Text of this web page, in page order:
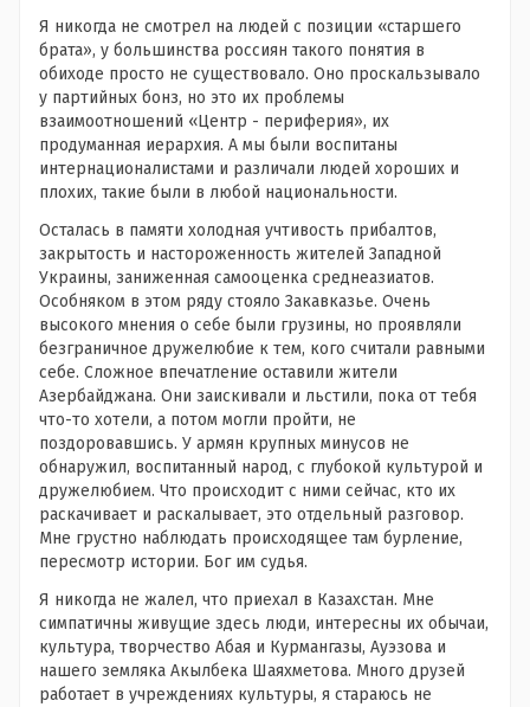
Я никогда не смотрел на людей с позиции «старшего
брата», у большинства россиян такого понятия в
обиходе просто не существовало. Оно проскальзывало
у партийных бонз, но это их проблемы
взаимоотношений «Центр - периферия», их
продуманная иерархия. А мы были воспитаны
интернационалистами и различали людей хороших и
плохих, такие были в любой национальности.
Осталась в памяти холодная учтивость прибалтов,
закрытость и настороженность жителей Западной
Украины, заниженная самооценка среднеазиатов.
Особняком в этом ряду стояло Закавказье. Очень
высокого мнения о себе были грузины, но проявляли
безграничное дружелюбие к тем, кого считали равными
себе. Сложное впечатление оставили жители
Азербайджана. Они заискивали и льстили, пока от тебя
что-то хотели, а потом могли пройти, не
поздоровавшись. У армян крупных минусов не
обнаружил, воспитанный народ, с глубокой культурой и
дружелюбием. Что происходит с ними сейчас, кто их
раскачивает и раскалывает, это отдельный разговор.
Мне грустно наблюдать происходящее там бурление,
пересмотр истории. Бог им судья.
Я никогда не жалел, что приехал в Казахстан. Мне
симпатичны живущие здесь люди, интересны их обычаи,
культура, творчество Абая и Курмангазы, Ауэзова и
нашего земляка Акылбека Шаяхметова. Много друзей
работает в учреждениях культуры, я стараюсь не